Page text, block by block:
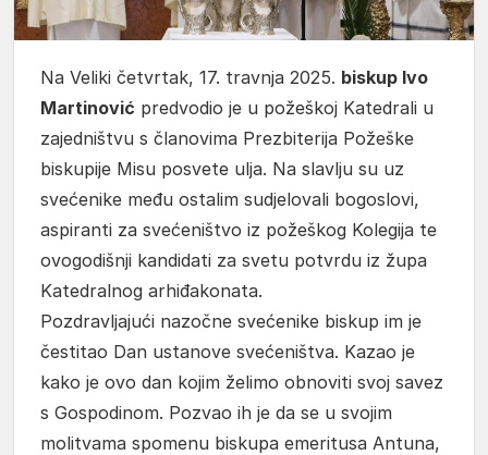
Na Veliki četvrtak, 17. travnja 2025. biskup Ivo
Martinović predvodio je u požeškoj Katedrali u
zajedništvu s članovima Prezbiterija Požeške
biskupije Misu posvete ulja. Na slavlju su uz
svećenike među ostalim sudjelovali bogoslovi,
aspiranti za svećeništvo iz požeškog Kolegija te
ovogodišnji kandidati za svetu potvrdu iz župa
Katedralnog arhiđakonata.
Pozdravljajući nazočne svećenike biskup im je
čestitao Dan ustanove svećeništva. Kazao je
kako je ovo dan kojim želimo obnoviti svoj savez
s Gospodinom. Pozvao ih je da se u svojim
molitvama spomenu biskupa emeritusa Antuna,